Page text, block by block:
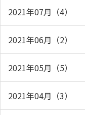
2021年07月（4）
2021年06月（2）
2021年05月（5）
2021年04月（3）